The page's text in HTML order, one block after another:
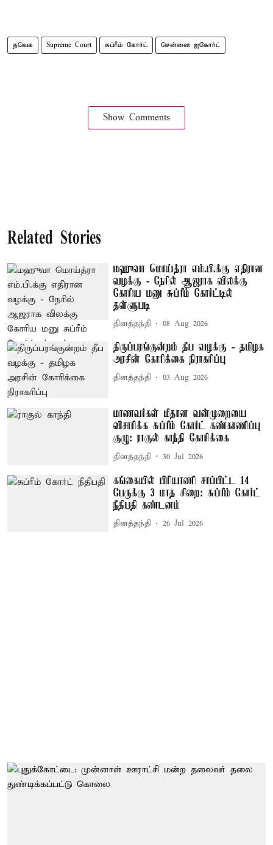
தவெக Supreme Court சுப்ரீம் கோர்ட் சென்னை ஐகோர்ட்
Show Comments
Related Stories
மஹுவா மொய்த்ரா எம்.பி.க்கு எதிரான
வழக்கு - நேரில் ஆஜராக விலக்கு
கோரிய மனு சுப்ரீம் கோர்ட்டில்
தள்ளுபடி
தினத்தந்தி 08 Aug 2026
திருப்பரங்குன்றம் தீப வழக்கு - தமிழக
அரசின் கோரிக்கை நிராகரிப்பு
தினத்தந்தி 03 Aug 2026
மாணவர்கள் மீதான வன்முறையை
விசாரிக்க சுப்ரீம் கோர்ட் கண்காணிப்பு
குழு: ராகுல் காந்தி கோரிக்கை
தினத்தந்தி 30 Jul 2026
கங்கையில் பிரியாணி சாப்பிட்ட 14
பேருக்கு 3 மாத சிறை: சுப்ரீம் கோர்ட்
நீதிபதி கண்டனம்
தினத்தந்தி 26 Jul 2026